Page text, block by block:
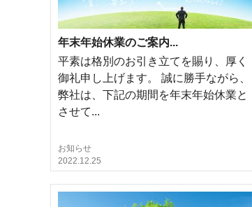
年末年始休業のご案内...
平素は格別のお引き立てを賜り、厚く
御礼申し上げます。 誠に勝手ながら、
弊社は、下記の期間を年末年始休業と
させて...
お知らせ
2022.12.25